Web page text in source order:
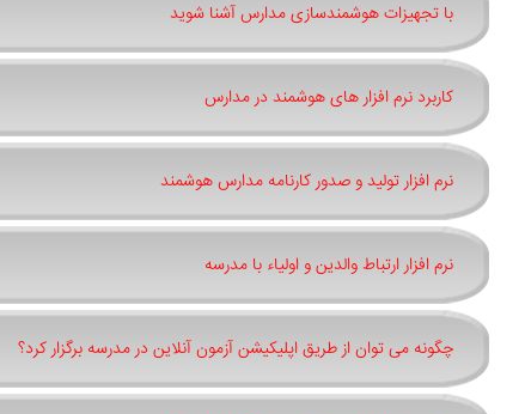
با تجهیزات هوشمندسازی مدارس آشنا شوید
کاربرد نرم افزار های هوشمند در مدارس
نرم افزار تولید و صدور کارنامه مدارس هوشمند
نرم افزار ارتباط والدین و اولیاء با مدرسه
چگونه می توان از طریق اپلیکیشن آزمون آنلاین در مدرسه برگزار کرد؟